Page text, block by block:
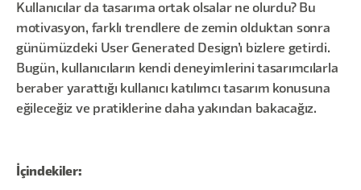
Kullanıcılar da tasarıma ortak olsalar ne olurdu? Bu
motivasyon, farklı trendlere de zemin olduktan sonra
günümüzdeki User Generated Design’ı bizlere getirdi.
Bugün, kullanıcıların kendi deneyimlerini tasarımcılarla
beraber yarattığı kullanıcı katılımcı tasarım konusuna
eğileceğiz ve pratiklerine daha yakından bakacağız.
İçindekiler: